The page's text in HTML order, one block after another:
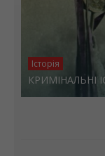
Історія
КРИМІНАЛЬНІ